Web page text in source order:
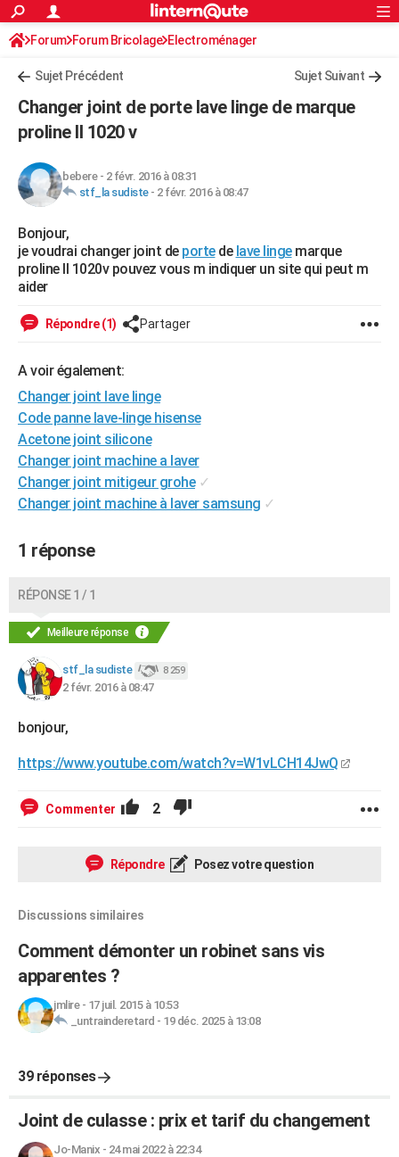
ACTUALITÉS
Politique
Société
Faits Divers
Education
Monde
Villes
+
Programme TV
Streaming
Cinéma
Sorties cinéma
Musique
FINANCE
Retraite
Impôts
Epargne
Immobilier
Risques naturels par ville
Banque
Assurance
Crédit
AUTO
Essais
Réserver un essai
Citadines
Berlines
SUV
Forum auto
+HIGH-TECH
Mobiles
Meilleur smartphone
Internet
Ordinateurs
Jeux vidéo
Guide high-tech
BRICOLAGE
Forum
Aménagement intérieur
Extérieur
Cuisine
Salle de bains
Jardinage
Rangement
WEEK-END
LIFESTYLE
Alimentation
Guide de la santé
Médicaments
Destinations
City break
Voyage nature
Voyage de noces
Forum
Climat
+PHOTO
GUIDES D'ACHAT
BONS PLANS
Carte de Noël
Carte Bonne année
Carte Saint-Valentin
Carte Pâques
Carte d'anniversaire
Dictionnaire
Biographies
Citations
Expressions
Proverbes
PROGRAMME TV
COPAINS D'AVANT
S'inscrire
Se connecter
Lycées
Collèges
Primaires
Universités
Entreprises
Service militaire
Avis de recherche
AVIS DE DÉCÈS
S'inscrire
Connexion
Forum Forum Bricolage Electroménager
Sujet Précédent Sujet Suivant
Changer joint de porte lave linge de marque
proline ll 1020 v
bebere- 2 févr. 2016 à 08:31
stf_la sudiste- 2 févr. 2016 à 08:47
Bonjour,
je voudrai changer joint de portede lave lingemarque
proline ll 1020v pouvez vous m indiquer un site qui peut m
aider
Répondre (1) Partager
A voir également:
Changer joint lave linge
Code panne lave-linge hisense
Acetone joint silicone
Changer joint machine a laver
Changer joint mitigeur grohe ✓
Changer joint machine à laver samsung ✓
1 réponse
RÉPONSE 1 / 1
Meilleure réponse
stf_la sudiste 8 259
2 févr. 2016 à 08:47
bonjour,
https://www.youtube.com/watch?v=W1vLCH14JwQ
Commenter 2
Répondre Posez votre question
Discussions similaires
Comment démonter un robinet sans vis
apparentes ?
jmlire- 17 juil. 2015 à 10:53
_untrainderetard - 19 déc. 2025 à 13:08
39 réponses
Joint de culasse : prix et tarif du changement
Jo-Manix - 24 mai 2022 à 22:34